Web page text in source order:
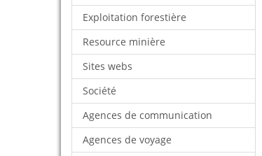
Exploitation forestière
Resource minière
Sites webs
Société
Agences de communication
Agences de voyage